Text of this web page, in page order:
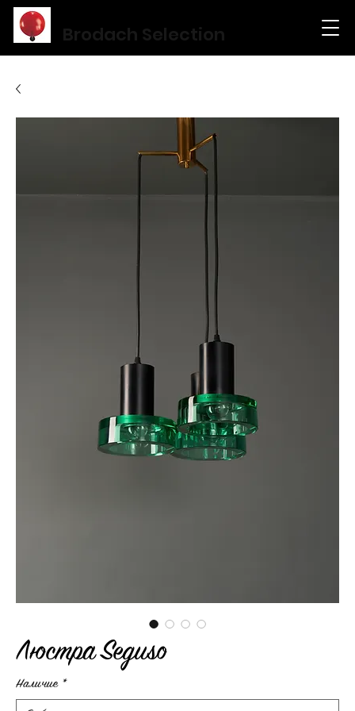
Brodach Selection
Люстра Seguso
Наличие *